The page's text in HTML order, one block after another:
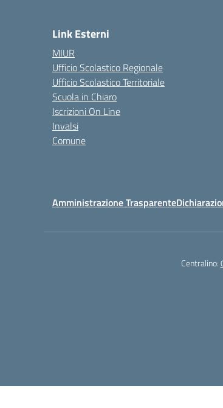
Link Esterni
MIUR
Ufficio Scolastico Regionale
Ufficio Scolastico Territoriale
Scuola in Chiaro
Iscrizioni On Line
Invalsi
Comune
Amministrazione Trasparente
Centralino: